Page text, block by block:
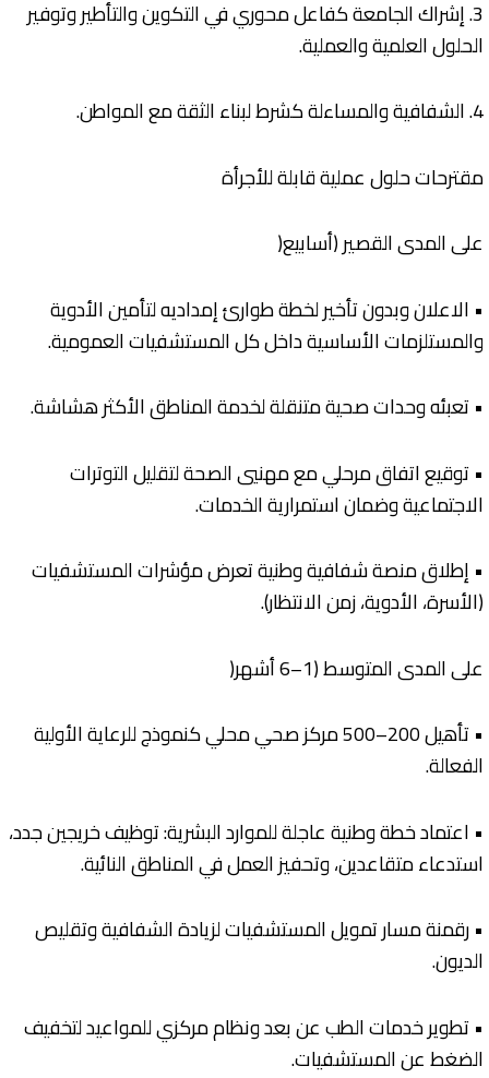
3. إشراك الجامعة كفاعل محوري في التكوين والتأطير وتوفير
الحلول العلمية والعملية.
4. الشفافية والمساءلة كشرط لبناء الثقة مع المواطن.
مقترحات حلول عملية قابلة للأجرأة
على المدى القصير (أسابيع(
• الاعلان وبدون تأخير لخطة طوارئ إمداديه لتأمين الأدوية
والمستلزمات الأساسية داخل كل المستشفيات العمومية.
• تعبئه وحدات صحية متنقلة لخدمة المناطق الأكثر هشاشة.
• توقيع اتفاق مرحلي مع مهنيي الصحة لتقليل التوترات
الاجتماعية وضمان استمرارية الخدمات.
• إطلاق منصة شفافية وطنية تعرض مؤشرات المستشفيات
(الأسرة، الأدوية، زمن الانتظار).
على المدى المتوسط (1–6 أشهر(
• تأهيل 200–500 مركز صحي محلي كنموذج للرعاية الأولية
الفعالة.
• اعتماد خطة وطنية عاجلة للموارد البشرية: توظيف خريجين جدد،
استدعاء متقاعدين، وتحفيز العمل في المناطق النائية.
• رقمنة مسار تمويل المستشفيات لزيادة الشفافية وتقليص
الديون.
• تطوير خدمات الطب عن بعد ونظام مركزي للمواعيد لتخفيف
الضغط عن المستشفيات.